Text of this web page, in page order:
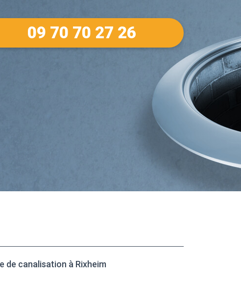
09 70 70 27 26
de canalisation à Rixheim